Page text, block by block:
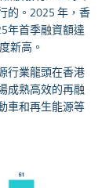
的。2025 年，香
年首季融資額達
新高。
行業龍頭在香港
成熟高效的再融
車和再生能源等